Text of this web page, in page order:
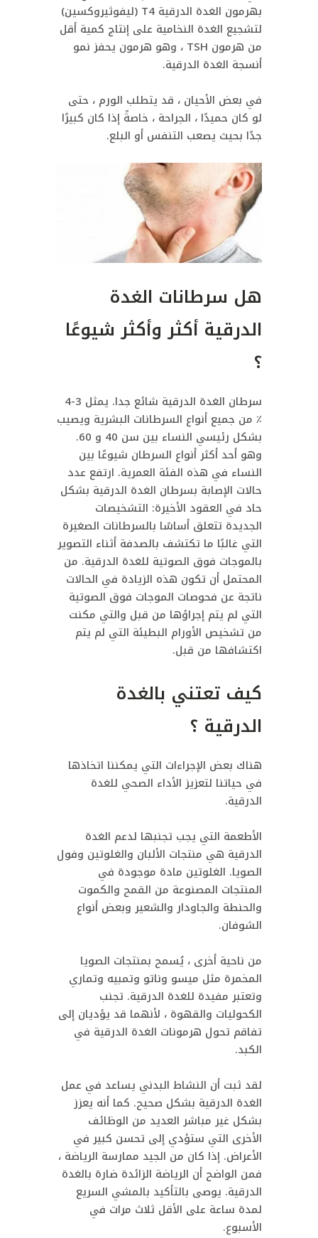
بهرمون الغدة الدرقية T4 (ليفوثيروكسين)
لتشجيع الغدة النخامية على إنتاج كمية أقل
من هرمون TSH ، وهو هرمون يحفز نمو
أنسجة الغدة الدرقية.
في بعض الأحيان ، قد يتطلب الورم ، حتى
لو كان حميدًا ، الجراحة ، خاصةً إذا كان كبيرًا
جدًا بحيث يصعب التنفس أو البلع.
هل سرطانات الغدة
الدرقية أكثر وأكثر شيوعًا
؟
سرطان الغدة الدرقية شائع جدا. يمثل 3-4
٪ من جميع أنواع السرطانات البشرية ويصيب
بشكل رئيسي النساء بين سن 40 و 60.
وهو أحد أكثر أنواع السرطان شيوعًا بين
النساء في هذه الفئة العمرية. ارتفع عدد
حالات الإصابة بسرطان الغدة الدرقية بشكل
حاد في العقود الأخيرة: التشخيصات
الجديدة تتعلق أساسًا بالسرطانات الصغيرة
التي غالبًا ما تكتشف بالصدفة أثناء التصوير
بالموجات فوق الصوتية للغدة الدرقية. من
المحتمل أن تكون هذه الزيادة في الحالات
ناتجة عن فحوصات الموجات فوق الصوتية
التي لم يتم إجراؤها من قبل والتي مكنت
من تشخيص الأورام البطيئة التي لم يتم
اكتشافها من قبل.
كيف تعتني بالغدة
الدرقية ؟
هناك بعض الإجراءات التي يمكننا اتخاذها
في حياتنا لتعزيز الأداء الصحي للغدة
الدرقية.
الأطعمة التي يجب تجنبها لدعم الغدة
الدرقية هي منتجات الألبان والغلوتين وفول
الصويا. الغلوتين مادة موجودة في
المنتجات المصنوعة من القمح والكموت
والحنطة والجاودار والشعير وبعض أنواع
الشوفان.
من ناحية أخرى ، يُسمح بمنتجات الصويا
المخمرة مثل ميسو وناتو وتمبيه وتماري
وتعتبر مفيدة للغدة الدرقية. تجنب
الكحوليات والقهوة ، لأنهما قد يؤديان إلى
تفاقم تحول هرمونات الغدة الدرقية في
الكبد.
لقد ثبت أن النشاط البدني يساعد في عمل
الغدة الدرقية بشكل صحيح. كما أنه يعزز
بشكل غير مباشر العديد من الوظائف
الأخرى التي ستؤدي إلى تحسن كبير في
الأعراض. إذا كان من الجيد ممارسة الرياضة ،
فمن الواضح أن الرياضة الزائدة ضارة بالغدة
الدرقية. يوصى بالتأكيد بالمشي السريع
لمدة ساعة على الأقل ثلاث مرات في
الأسبوع.